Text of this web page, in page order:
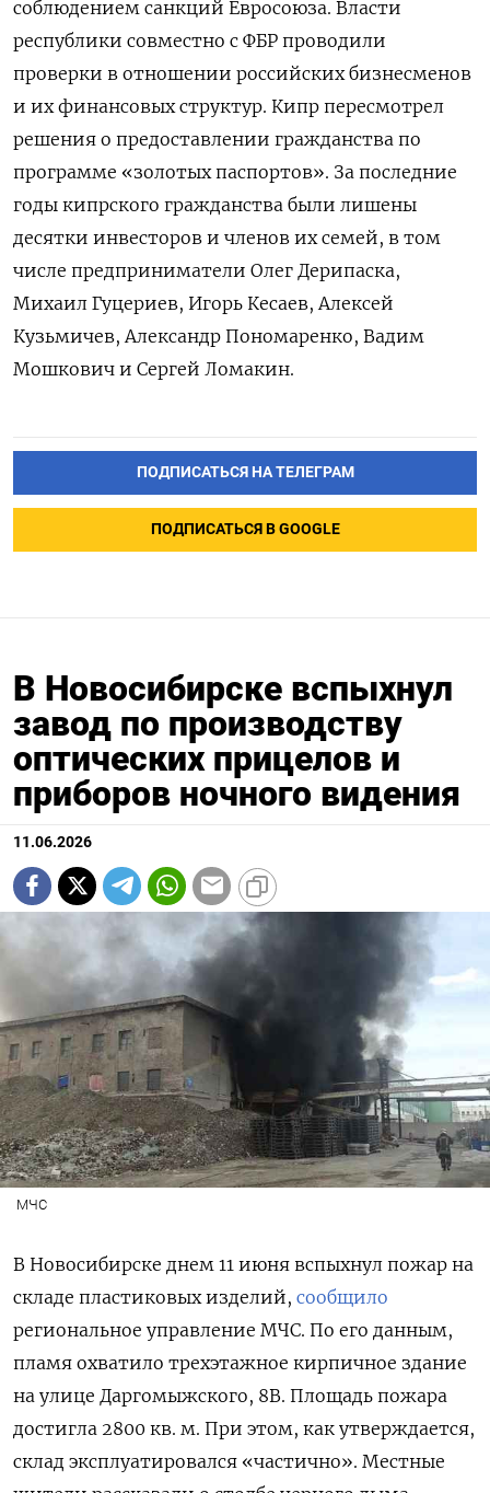
соблюдением санкций Евросоюза. Власти
республики совместно с ФБР проводили
проверки в отношении российских бизнесменов
и их финансовых структур. Кипр пересмотрел
решения о предоставлении гражданства по
программе «золотых паспортов». За последние
годы кипрского гражданства были лишены
десятки инвесторов и членов их семей, в том
числе предприниматели Олег Дерипаска,
Михаил Гуцериев, Игорь Кесаев, Алексей
Кузьмичев, Александр Пономаренко, Вадим
Мошкович и Сергей Ломакин.
ПОДПИСАТЬСЯ НА ТЕЛЕГРАМ
ПОДПИСАТЬСЯ В GOOGLE
В Новосибирске вспыхнул
завод по производству
оптических прицелов и
приборов ночного видения
11.06.2026
МЧС
В Новосибирске днем 11 июня вспыхнул пожар на
складе пластиковых изделий, сообщило
региональное управление МЧС. По его данным,
пламя охватило трехэтажное кирпичное здание
на улице Даргомыжского, 8В. Площадь пожара
достигла 2800 кв. м. При этом, как утверждается,
склад эксплуатировался «частично». Местные